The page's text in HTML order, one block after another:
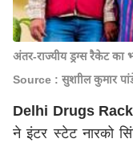
अंतर-राज्यीय ड्रग्स रैकेट का
Source : सुशाील कुमार
Delhi Drugs
ने इंटर स्टेट नारको